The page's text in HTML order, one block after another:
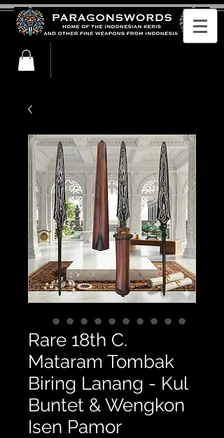
Rare 18th C.
Mataram Tombak
Biring Lanang - Kul
Buntet & Wengkon
Isen Pamor